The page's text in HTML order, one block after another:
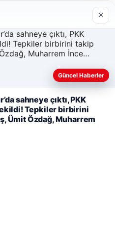
daha iyi anlayabilmek,
amacıyla çerezler
×
Güncel Haberler
sahneye çıktı, PKK
Tepkiler birbirini
Ümit Özdağ, Muharrem